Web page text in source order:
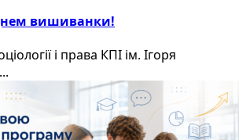
вишиванки!
і права КПІ ім. Ігоря